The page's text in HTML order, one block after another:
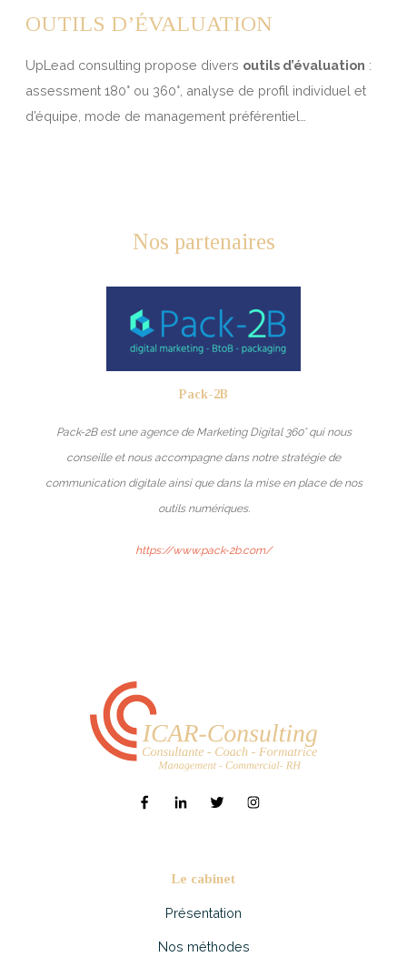
OUTILS D’ÉVALUATION
UpLead consulting propose divers outils d’évaluation :
assessment 180° ou 360°, analyse de profil individuel et
d’équipe, mode de management préférentiel…
Nos partenaires
Pack-2B
Pack-2B est une agence de Marketing Digital 360° qui nous
conseille et nous accompagne dans notre stratégie de
communication digitale ainsi que dans la mise en place de nos
outils numériques.
https://www.pack-2b.com/
Le cabinet
Présentation
Nos méthodes